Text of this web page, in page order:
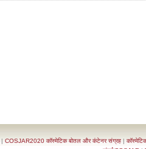
| COSJAR2020 कॉस्मेटिक बोतल और कंटेनर संग्रह |